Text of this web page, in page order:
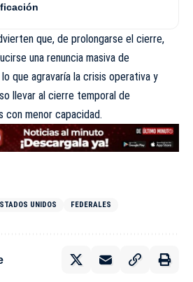
que, de prolongarse el cierre,
una renuncia masiva de
que agravaría la crisis operativa y
llevar al cierre temporal de
con menor capacidad.
UNIDOS FEDERALES